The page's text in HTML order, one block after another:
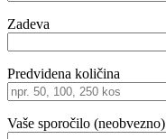
Zadeva
Predvidena količina
Vaše sporočilo (neobvezno)